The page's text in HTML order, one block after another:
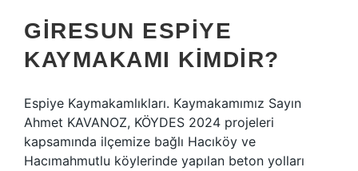
GIRESUN ESPIYE
KAYMAKAMI KIMDIR?
Espiye Kaymakamlıkları. Kaymakamımız Sayın
Ahmet KAVANOZ, KÖYDES 2024 projeleri
kapsamında ilçemize bağlı Hacıköy ve
Hacımahmutlu köylerinde yapılan beton yolları